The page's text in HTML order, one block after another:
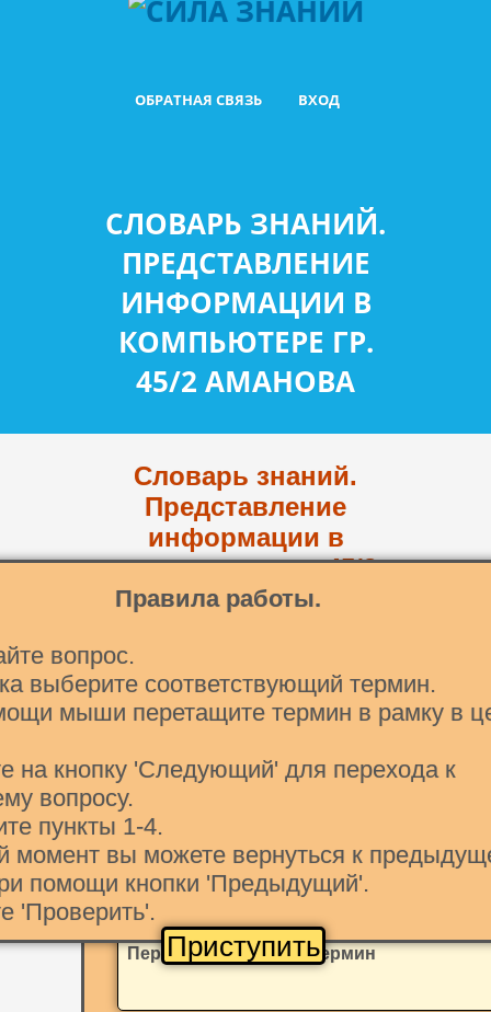
ОБРАТНАЯ СВЯЗЬ ВХОД
СЛОВАРЬ ЗНАНИЙ.
ПРЕДСТАВЛЕНИЕ
ИНФОРМАЦИИ В
КОМПЬЮТЕРЕ ГР.
45/2 АМАНОВА
Словарь знаний.
Представление
информации в
компьютере гр. 45/2
Аманова
Правила работы.
вопрос.
выберите соответствующий термин.
мыши перетащите термин в рамку в
на кнопку 'Следующий' для перехода к
вопросу.
пункты 1-4.
момент вы можете вернуться к
помощи кнопки 'Предыдущий'.
'Проверить'.
Приступить
High color
невозможность создания и
расширенная часть базовая таблица
пять
BMP, GIF,JPG, PNG
Перетащите в рамку термин